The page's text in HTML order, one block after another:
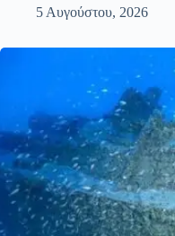
5 Αυγούστου, 2026